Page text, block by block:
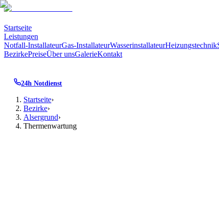
Startseite
Leistungen
Notfall-InstallateurGas-InstallateurWasserinstallateurHeizungstechnik
BezirkePreiseÜber unsGalerieKontakt
24h Notdienst
Startseite›
Bezirke›
Alsergrund›
Thermenwartung